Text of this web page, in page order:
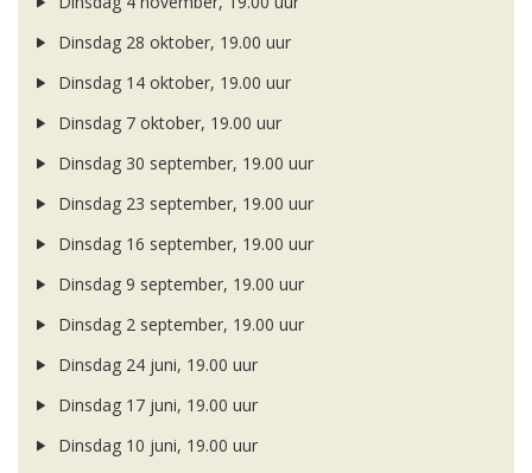
Dinsdag 28 oktober, 19.00 uur
Dinsdag 14 oktober, 19.00 uur
Dinsdag 7 oktober, 19.00 uur
Dinsdag 30 september, 19.00 uur
Dinsdag 23 september, 19.00 uur
Dinsdag 16 september, 19.00 uur
Dinsdag 9 september, 19.00 uur
Dinsdag 2 september, 19.00 uur
Dinsdag 24 juni, 19.00 uur
Dinsdag 17 juni, 19.00 uur
Dinsdag 10 juni, 19.00 uur